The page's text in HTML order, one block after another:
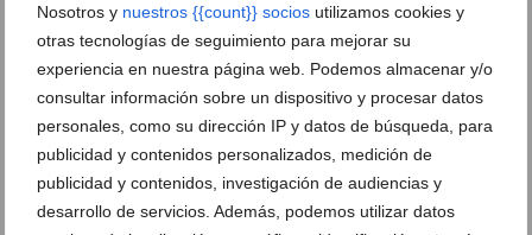
Nosotros y nuestros {{count}} socios utilizamos cookies y
otras tecnologías de seguimiento para mejorar su
experiencia en nuestra página web. Podemos almacenar y/o
consultar información sobre un dispositivo y procesar datos
personales, como su dirección IP y datos de búsqueda, para
publicidad y contenidos personalizados, medición de
publicidad y contenidos, investigación de audiencias y
desarrollo de servicios. Además, podemos utilizar datos
Newsletter